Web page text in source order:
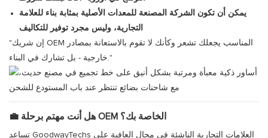
يمكن أن تكون الشركة المصنعة للمعدات الأصلية بمثابة بناء للعلامة
التجارية، وليس مجرد توفير للتكاليف
"إن شريك OEM المناسب يجعلك تشعر وكأنك لا تقوم بالاستعانة بمصادر
خارجية - بل تشارك في البناء."
💼 هل أنت مهتم برحلة OEM الخاصة بك؟
تساعد GoodwayTechs العلامات التجارية الناشئة في مجال العافية على